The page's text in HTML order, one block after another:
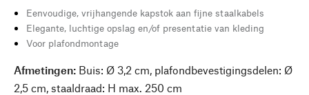
Eenvoudige, vrijhangende kapstok aan fijne staalkabels
Elegante, luchtige opslag en/of presentatie van kleding
Voor plafondmontage
Afmetingen: Buis: Ø 3,2 cm, plafondbevestigingsdelen: Ø
2,5 cm, staaldraad: H max. 250 cm